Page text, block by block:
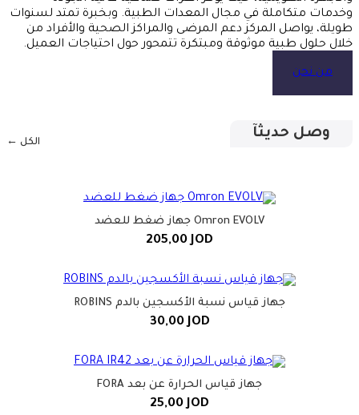
وخدمات متكاملة في مجال المعدات الطبية. وبخبرة تمتد لسنوات
طويلة، يواصل المركز دعم المرضى والمراكز الصحية والأفراد من
خلال حلول طبية موثوقة ومبتكرة تتمحور حول احتياجات العميل.
من نحن
وصل حديثآ
الكل ←
Omron EVOLV جهاز ضغط للعضد
205,00JOD
جهاز قياس نسبة الأكسجين بالدم ROBINS
30,00JOD
جهاز قياس الحرارة عن بعد FORA
25,00JOD